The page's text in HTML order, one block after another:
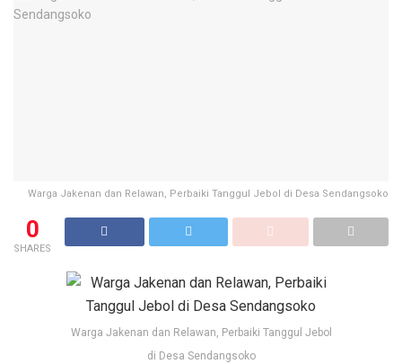
Warga Jakenan dan Relawan, Perbaiki Tanggul Jebol di Desa Sendangsoko
0
SHARES
Warga Jakenan dan Relawan, Perbaiki Tanggul Jebol
di Desa Sendangsoko